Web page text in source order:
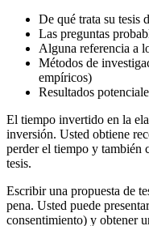
De qué trata su tesis
Las preguntas
Alguna referencia a
Métodos de
empíricos)
Resultados
El tiempo invertido en la
inversión. Usted obtiene
perder el tiempo y también
tesis.
Escribir una propuesta de
pena. Usted puede
consentimiento) y obtener